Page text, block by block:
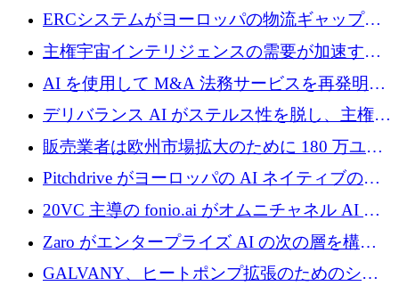
Aavuus が、スペースデブリ追跡に取り組むプ
ERCシステムがヨーロッパの物流ギャップを
埋めるために設計された重量物運搬用eVTOL
であるVictorを発表
主権宇宙インテリジェンスの需要が加速する
中、ICEYEは評価額100億ユーロ以上で4億
5,000万ユーロを調達
AI を使用して M&A 法務サービスを再発明す
るために 110 万ユーロを適切に確保
デリバランス AI がステルス性を脱し、主権の
あるエンタープライズ AI を強化
販売業者は欧州市場拡大のために 180 万ユー
ロを確保
Pitchdrive がヨーロッパの AI ネイティブの創
業者を支援するために 6,000 万ユーロを調達
20VC 主導の fonio.ai がオムニチャネル AI プ
ラットフォームのために 1,700 万ドルを調達
Zaro がエンタープライズ AI の次の層を構築
するために 510 万ドルを獲得
GALVANY、ヒートポンプ拡張のためのシー